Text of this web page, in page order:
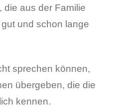
die aus der Familie
und schon lange
sprechen können,
übergeben, die die
kennen.